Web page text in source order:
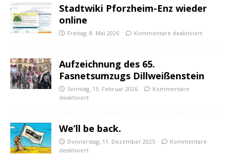
Stadtwiki Pforzheim-Enz wieder
online
Freitag, 8. Mai 2026 Kommentare deaktiviert
Aufzeichnung des 65.
Fasnetsumzugs Dillweißenstein
Sonntag, 15. Februar 2026
Kommentare
deaktiviert
We’ll be back.
Donnerstag, 11. Dezember 2025
Kommentare
deaktiviert